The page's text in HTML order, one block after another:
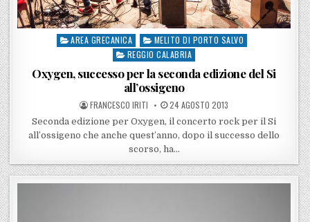
Posted in
AREA GRECANICA
MELITO DI PORTO SALVO
REGGIO CALABRIA
Oxygen, successo per la seconda edizione del Si
all’ossigeno
POSTED BY
FRANCESCO IRITI POSTED ON
24 AGOSTO 2013
Seconda edizione per Oxygen, il concerto rock per il Si
all’ossigeno che anche quest’anno, dopo il successo dello
scorso, ha…